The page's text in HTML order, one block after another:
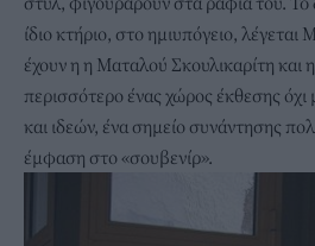
ίδιο κτήριο, στο ημιυπόγειο,
έχουν η η Ματαλού Σκουλικαρίτη και
περισσότερο ένας χώρος έκθεσης όχι
και ιδεών, ένα σημείο συνάντησης
έμφαση στο «σουβενίρ».